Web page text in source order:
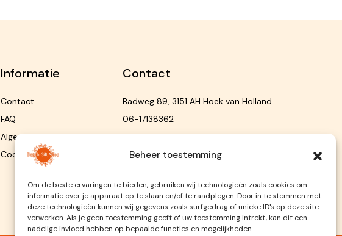
Beheer toestemming
Om de beste ervaringen te bieden, gebruiken wij technologieën zoals cookies om
informatie over je apparaat op te slaan en/of te raadplegen. Door in te stemmen met
deze technologieën kunnen wij gegevens zoals surfgedrag of unieke ID's op deze site
verwerken. Als je geen toestemming geeft of uw toestemming intrekt, kan dit een
nadelige invloed hebben op bepaalde functies en mogelijkheden.
Informatie
Contact
FAQ
Algemene Voorwaarden
Cookiebeleid
Contact
Badweg 89, 3151 AH Hoek van Holland
06-17138362
info@beachgiftshop.nl